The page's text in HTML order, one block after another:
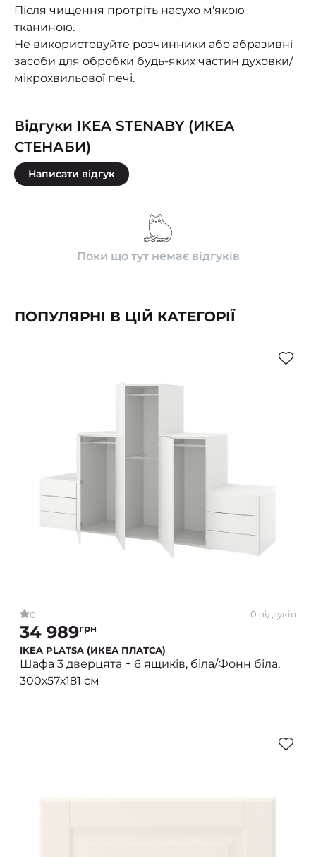
Після чищення протріть насухо м'якою
тканиною.
Не використовуйте розчинники або абразивні
засоби для обробки будь-яких частин духовки/
мікрохвильової печі.
Відгуки IKEA STENABY (ИКЕА
СТЕНАБИ)
Написати відгук
Поки що тут немає відгуків
ПОПУЛЯРНІ В ЦІЙ КАТЕГОРІЇ
0 0 відгуків
34 989грн
IKEA PLATSA (ИКЕА ПЛАТСА)
Шафа 3 дверцята + 6 ящиків, біла/Фонн біла,
300х57х181 см